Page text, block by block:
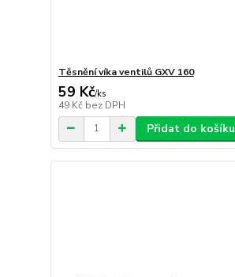
Těsnění víka ventilů GXV 160
59 Kč/ks
49 Kč bez DPH
Přidat do košíku